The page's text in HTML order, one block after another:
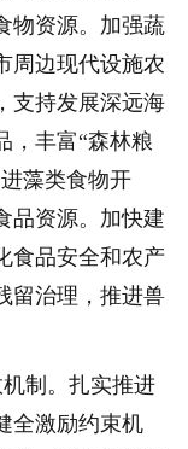
物资源。加强蔬
周边现代设施农
支持发展深远海
，丰富“森林粮
藻类食物开
品资源。加快建
食品安全和农产
留治理，推进兽
机制。扎实推进
全激励约束机